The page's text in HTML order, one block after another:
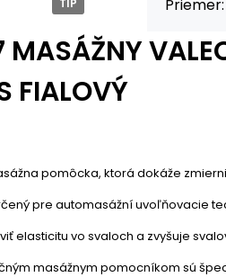
Priemer:
MASÁŽNY
FIALOVÝ
pomôcka, ktorá dokáže
pre automasážní uvoľňovacie
elasticitu vo svaloch a zvyšuje
masážnym pomocníkom sú